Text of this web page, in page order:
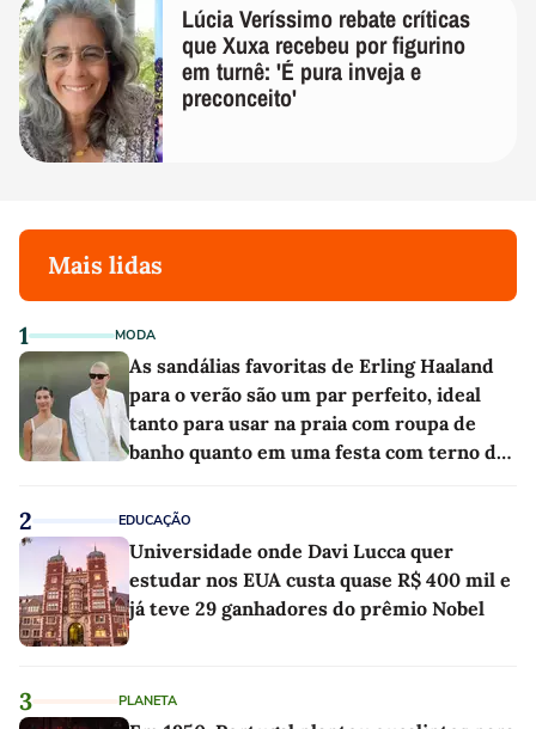
Lúcia Veríssimo rebate críticas
que Xuxa recebeu por figurino
em turnê: 'É pura inveja e
preconceito'
Mais lidas
1 MODA
As sandálias favoritas de Erling Haaland
para o verão são um par perfeito, ideal
tanto para usar na praia com roupa de
banho quanto em uma festa com terno de
2 EDUCAÇÃO
Universidade onde Davi Lucca quer
estudar nos EUA custa quase R$ 400 mil e
já teve 29 ganhadores do prêmio Nobel
3 PLANETA